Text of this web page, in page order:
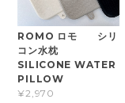
ROMO ロモ シリ
コン水枕
SILICONE WATER
PILLOW
¥2,970